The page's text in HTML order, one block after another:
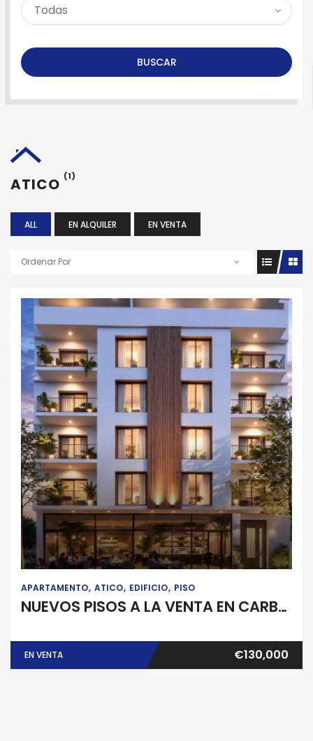
BUSCAR
ATICO (1)
ALL EN ALQUILER EN VENTA
Ordenar Por
Apartamento Edificio Piso
APARTAMENTO ATICO EDIFICIO PISO
NUEVOS PISOS A LA VENTA EN CARBALLO
EN VENTA €130,000